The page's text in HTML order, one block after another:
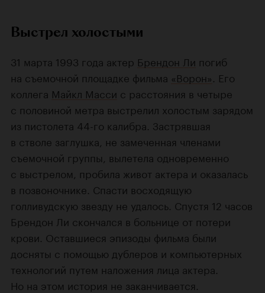
Выстрел холостыми
31 марта 1993 года актер Брендон Ли погиб
на съемочной площадке фильма «Ворон» . Его
коллега Майкл Масси с расстояния в четыре
с половиной метра выстрелил холостым зарядом
из пистолета 44-го калибра. Застрявшая
в стволе заглушка, не замеченная членами
съемочной группы, вылетела одновременно
с выстрелом, пробила живот актера и оказалась
в позвоночнике. Спасти восходящую
голливудскую звезду не удалось. Спустя 12 часов
Брендон Ли скончался в больнице от потери
крови. Оставшиеся эпизоды фильма были
досняты с помощью дублеров и компьютерных
технологий путем наложения лица актера.
Но на этом история не заканчивается.